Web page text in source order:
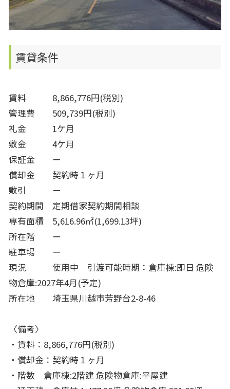
賃貸条件
賃料 8,866,776円(税別)
管理費 509,739円(税別)
礼金 1ケ月
敷金 4ケ月
保証金 ー
償却金 契約時１ヶ月
敷引 ー
契約期間 定期借家契約期間相談
専有面積 5,616.96㎡(1,699.13坪)
所在階 ー
駐車場 ー
現況 使用中 引渡可能時期：倉庫棟:即日 危険
物倉庫:2027年4月(予定)
所在地 埼玉県川越市芳野台2-8-46
〈備考〉
・賃料：8,866,776円(税別)
・償却金：契約時１ヶ月
・階数 倉庫棟:2階建 危険物倉庫:平屋建